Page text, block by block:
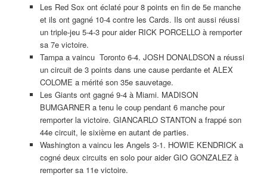
Les Red Sox ont éclaté pour 8 points en fin de 5e manche
et ils ont gagné 10-4 contre les Cards. Ils ont aussi réussi
un triple-jeu 5-4-3 pour aider RICK PORCELLO à remporter
sa 7e victoire.
Tampa a vaincu Toronto 6-4. JOSH DONALDSON a réussi
un circuit de 3 points dans une cause perdante et ALEX
COLOME a mérité son 35e sauvetage.
Les Giants ont gagné 9-4 à Miami. MADISON
BUMGARNER a tenu le coup pendant 6 manche pour
remporter la victoire. GIANCARLO STANTON a frappé son
44e circuit, le sixième en autant de parties.
Washington a vaincu les Angels 3-1. HOWIE KENDRICK a
cogné deux circuits en solo pour aider GIO GONZALEZ à
remporter sa 11e victoire.